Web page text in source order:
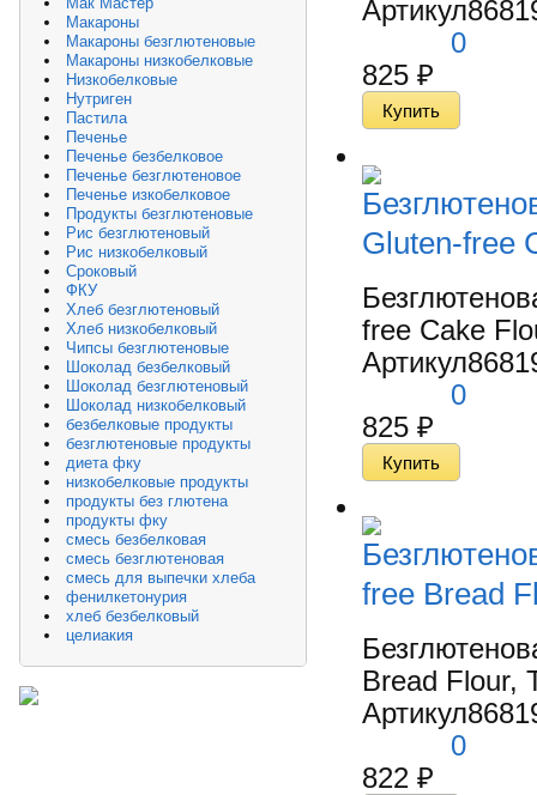
Макароны
Макароны безглютеновые
Макароны низкобелковые
Низкобелковые
Нутриген
Пастила
Печенье
Печенье безбелковое
Печенье безглютеновое
Печенье изкобелковое
Продукты безглютеновые
Рис безглютеновый
Рис низкобелковый
Сроковый
ФКУ
Хлеб безглютеновый
Хлеб низкобелковый
Чипсы безглютеновые
Шоколад безбелковый
Шоколад безглютеновый
Шоколад низкобелковый
безбелковые продукты
безглютеновые продукты
диета фку
низкобелковые продукты
продукты без глютена
продукты фку
смесь безбелковая
смесь безглютеновая
смесь для выпечки хлеба
фенилкетонурия
хлеб безбелковый
целиакия
Артикул
0
825 ₽
Gluten-free
free Cake
Артикул
0
825 ₽
free Bread
Bread Flour,
Артикул
0
822 ₽